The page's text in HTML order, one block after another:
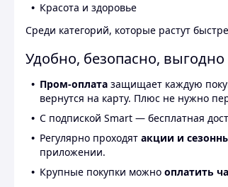
Красота и здоровье
Среди категорий, которые растут
Удобно, безопасно, выгодно
Пром-оплата защищает каждую
вернутся на карту. Плюс не нужно
С подпиской Smart — бесплатная
Регулярно проходят акции и
приложении.
Крупные покупки можно оплатить